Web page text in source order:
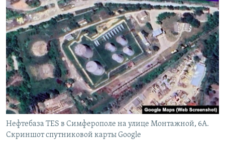
Нефтебаза TES в Симферополе на улице Монтажной, 6А.
Скриншот спутниковой карты Google